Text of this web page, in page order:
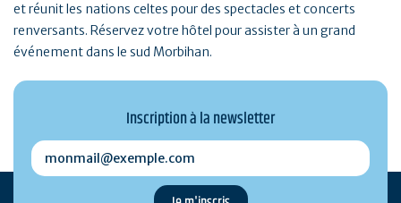
et réunit les nations celtes pour des spectacles et concerts
renversants. Réservez votre hôtel pour assister à un grand
événement dans le sud Morbihan.
Inscription à la newsletter
monmail@exemple.com